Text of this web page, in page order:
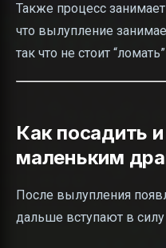
Также процесс
что вылупление
так что не стоит
Как посадить
маленьким
После вылупления
дальше вступают в силу